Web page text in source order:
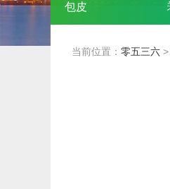
包皮
当前位置： 零五三六 >